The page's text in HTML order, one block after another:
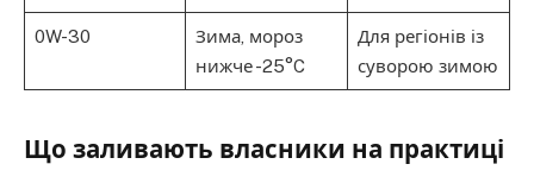
0W-30
Зима, мороз
нижче -25°C
Для регіонів із
суворою зимою
Що заливають власники на практиці